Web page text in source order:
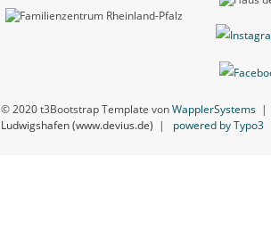
© 2020 t3Bootstrap Template vonWapplerSystems
Ludwigshafen (www.devius.de) | powered by Typo3